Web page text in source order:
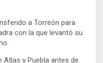
a Torreón para
con la que levantó su
Atlas y Puebla antes de